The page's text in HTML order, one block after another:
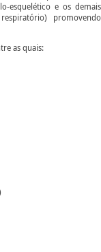
esquelético e os demais
promovendo
as quais: